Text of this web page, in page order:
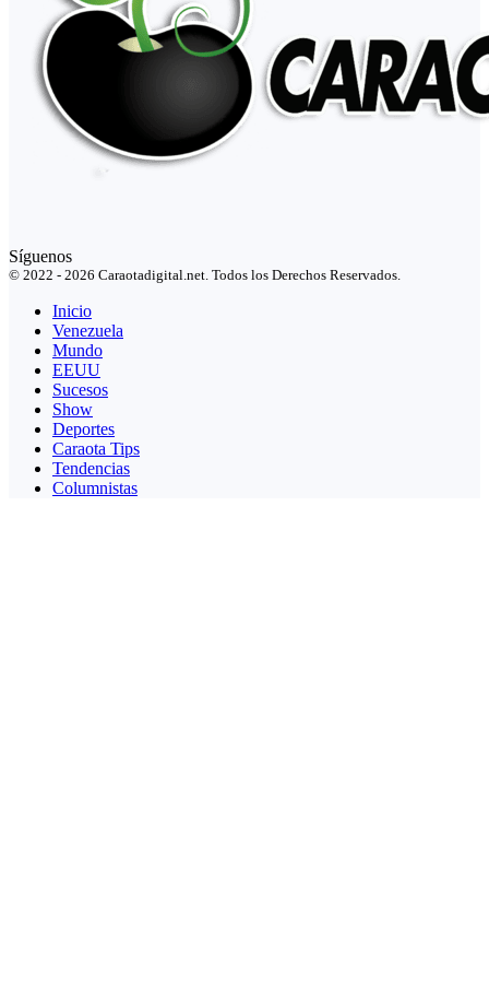
Síguenos
© 2022 - 2026 Caraotadigital.net. Todos los Derechos Reservados.
Inicio
Venezuela
Mundo
EEUU
Sucesos
Show
Deportes
Caraota Tips
Tendencias
Columnistas